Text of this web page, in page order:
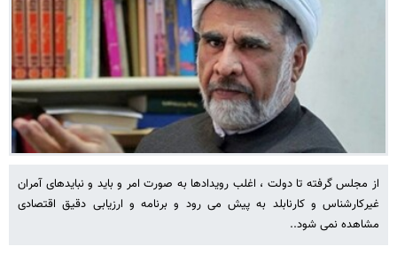
از مجلس گرفته تا دولت ، اغلب رویدادها به صورت امر و باید و نبایدهای آمران
غیرکارشناس و کارنابلد به پیش می رود و برنامه و ارزیابی دقیق اقتصادی
مشاهده نمی شود..